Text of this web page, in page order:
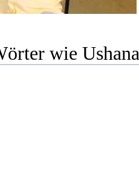
wie Ushana